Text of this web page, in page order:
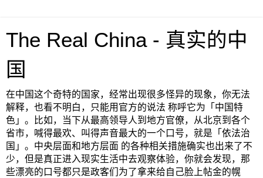
The Real China - 真实的中
国
在中国这个奇特的国家，经常出现很多怪异的现象，你无法
解释，也看不明白，只能用官方的说法 称呼它为「中国特
色」。比如，当下从最高领导人到地方官僚，从北京到各个
省市，喊得最欢、叫得声音最大的一个口号，就是「依法治
国」。中央层面和地方层面 的各种相关措施确实也出来了不
少，但是真正进入现实生活中去观察体验，你就会发现，那
些漂亮的口号都只是政客们为了拿来给自己脸上帖金的幌